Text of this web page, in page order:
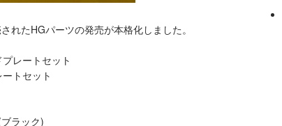
れたHGパーツの発売が本格化しました。
レートセット
トセット
ラック)